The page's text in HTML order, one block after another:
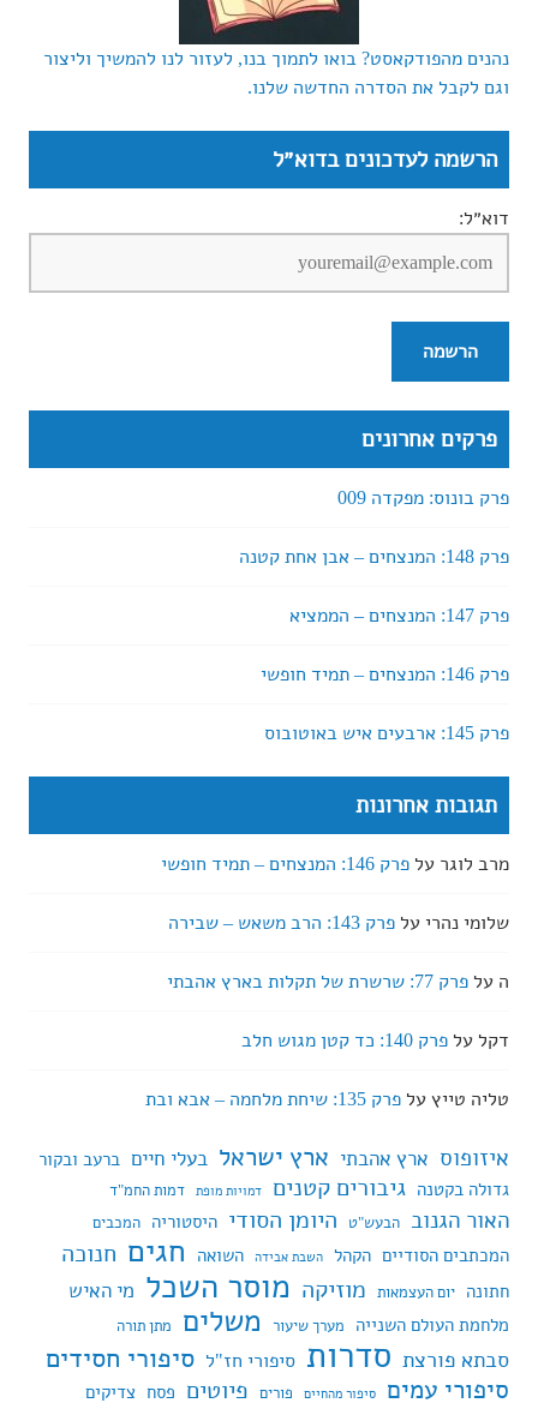
נהנים מהפודקאסט? בואו לתמוך בנו, לעזור לנו להמשיך וליצור
וגם לקבל את הסדרה החדשה שלנו.
הרשמה לעדכונים בדוא״ל
דוא״ל:
פרקים אחרונים
פרק בונוס: מפקדה 009
פרק 148: המנצחים – אבן אחת קטנה
פרק 147: המנצחים – הממציא
פרק 146: המנצחים – תמיד חופשי
פרק 145: ארבעים איש באוטובוס
תגובות אחרונות
מרב לוגר על פרק 146: המנצחים – תמיד חופשי
שלומי נהרי על פרק 143: הרב משאש – שבירה
ה על פרק 77: שרשרת של תקלות בארץ אהבתי
דקל על פרק 140: כד קטן מגוש חלב
טליה טייץעל פרק 135: שיחת מלחמה – אבא ובת
איזופוס ארץ אהבתי ארץ ישראל בעלי חיים ברעב ובקור
גדולה בקטנה גיבורים קטנים דמויות מופת דמות החמ"ד
האור הגנוב הבעש"ט היומן הסודי היסטוריה המכבים
המכתבים הסודיים הקהל השבת אבידה השואה חגים חנוכה
חתונה יום העצמאות מוזיקה מוסר השכל מי האיש
מלחמת העולם השנייה מערך שיעור משלים מתן תורה
סבתא פורצת סדרות סיפורי חז"ל סיפורי חסידים
סיפורי עמים
סיפור מהחיים פורים פיוטים פסח צדיקים